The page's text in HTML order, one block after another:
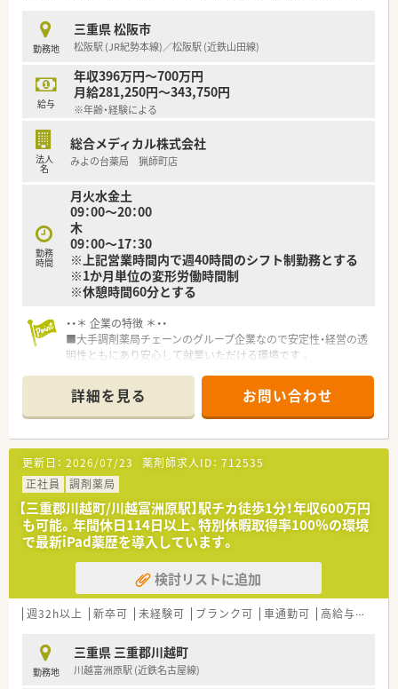
ます。
＼ 働きやすさをサポート ／
■ワークライフバランスを向上するため、
様々な取り組みや制度を整えています。
長時間労働の抑制、年次有給休暇取得の促進など、
社員がいきいきと仕事ができ、活気ある職場づくりを行ってい
例/通勤手当、役職手当、時間外勤務手当、寒冷地手当、
待機手当、年末年始手当、借上社宅制度など
＼ こんな会社です ／
■全国展開の薬局チェーンのグループ会社！
■多職種との連携を構築し、
地域のヘルスケアネットワークづくりに貢献しています！
■ 地域に密着した価値ある薬局づくりを目指しています！
処方薬と一般大衆薬の飲み合わせや
健康管理全般についての相談もできるような店舗づくりに努
めています。
勤務地
三重県 松阪市
松阪駅 (JR紀勢本線)／松阪駅 (近鉄山田線)
給与
年収396万円～700万円
月給281,250円～343,750円
※年齢・経験による
法人
名
総合メディカル株式会社
みよの台薬局 猟師町店
勤務
時間
月火水金土
09：00～20：00
木
09：00～17：30
※上記営業時間内で週40時間のシフト制勤務とする
※1か月単位の変形労働時間制
※休憩時間60分とする
・・＊ 企業の特徴 ＊・・
■大手調剤薬局チェーンのグループ企業なので安定性・経営の透
明性ともにあり安心して就業いただける環境です 。
入社向けの研修もございます。
■遠隔地にて勤務する場合は、借上社宅制度があります。
■産休・育休の取得実績があり、女性の方が長く活躍できる環境
を整えています。復職率も100％！
■松阪市内にも他店舗があり、交代で協力お休みも取得できる環
境です。
■「かかりつけ薬局」として気軽に相談できるあたたかい雰囲気
の店舗です。
詳細を見る お問い合わせ
更新日： 2026/07/23 薬剤師求人ID： 712535
正社員
調剤薬局
【三重郡川越町/川越富洲原駅】駅チカ徒歩1分！年収600万円
も可能。年間休日114日以上、特別休暇取得率100％の環境
で最新iPad薬歴を導入しています。
検討リストに追加
週32h以上 新卒可 未経験可 ブランク可 車通勤可 高給与(600万円以上)
勤務地
三重県 三重郡川越町
川越富洲原駅 (近鉄名古屋線)